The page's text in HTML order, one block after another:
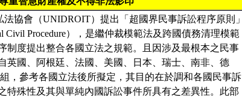
協會（UNIDROIT）提出「超國界民事訴訟程序原則」
Civil Procedure），是繼仲裁模範法及跨國債務清理模範
制度提出整合各國立法之規範。且因涉及最根本之民事
英國、阿根廷、法國、美國、日本、瑞士、南非、德
，參考各國立法後所擬定，其目的在於調和各國民事訴
特殊性及其與單純內國訴訟事件所具有之差異性。此部